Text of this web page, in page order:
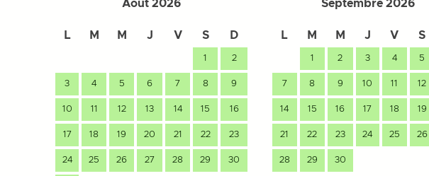
Août 2026
L M M J V S D
1 2
3 4 5 6 7 8 9
10 11 12 13 14 15 16
17 18 19 20 21 22 23
24 25 26 27 28 29 30
Septembre 2026
L M M J V S
1 2 3 4 5
7 8 9 10 11 12
14 15 16 17 18 19
21 22 23 24 25 26
28 29 30